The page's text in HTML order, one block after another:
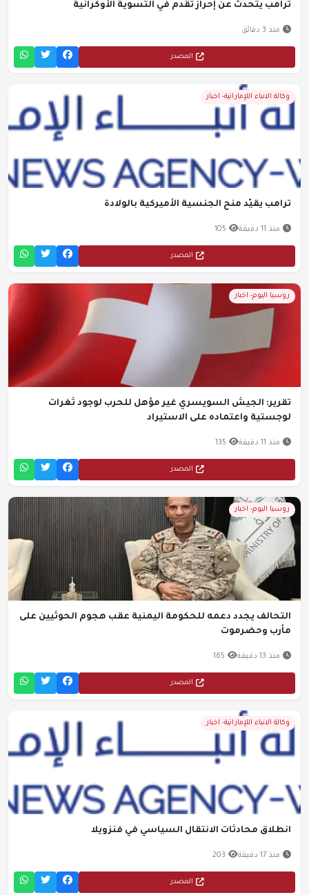
ترامب يتحدث عن إحراز تقدم في التسوية الأوكرانية
منذ 3 دقائق
المصدر
وكالة الانباء اللإماراتية- اخبار
ترامب يقيّد منح الجنسية الأميركية بالولادة
منذ 11 دقيقة 105
المصدر
روسيا اليوم- اخبار
تقرير: الجيش السويسري غير مؤهل للحرب لوجود ثغرات
لوجستية واعتماده على الاستيراد
منذ 11 دقيقة 135
المصدر
روسيا اليوم- اخبار
التحالف يجدد دعمه للحكومة اليمنية عقب هجوم الحوثيين على
مأرب وحضرموت
منذ 13 دقيقة 165
المصدر
وكالة الانباء اللإماراتية- اخبار
انطلاق محادثات الانتقال السياسي في فنزويلا
منذ 17 دقيقة 203
المصدر